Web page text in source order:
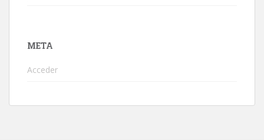
META
Acceder